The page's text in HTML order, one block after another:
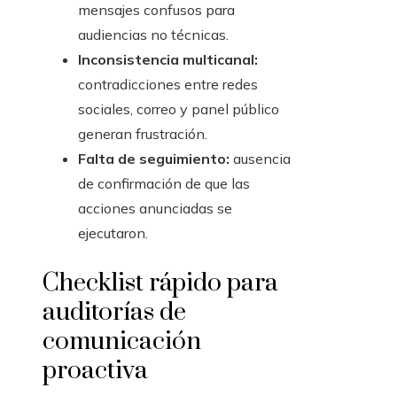
mensajes confusos para
audiencias no técnicas.
Inconsistencia multicanal:
contradicciones entre redes
sociales, correo y panel público
generan frustración.
Falta de seguimiento: ausencia
de confirmación de que las
acciones anunciadas se
ejecutaron.
Checklist rápido para
auditorías de
comunicación
proactiva